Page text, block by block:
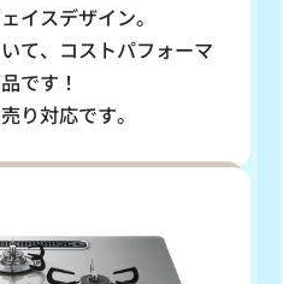
イスデザイン。
て、コストパフォーマ
です！
り対応です。